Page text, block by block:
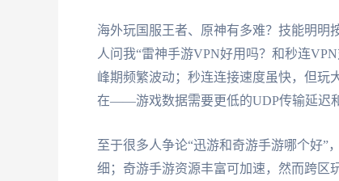
海外玩国服王者、原神有多难？技能明明
人问我“雷神手游VPN好用吗？和秒连
峰期频繁波动；秒连连接速度虽快，但玩
在——游戏数据需要更低的UDP传输延迟
至于很多人争论“迅游和奇游手游哪个好”
细；奇游手游资源丰富可加速，然而跨区